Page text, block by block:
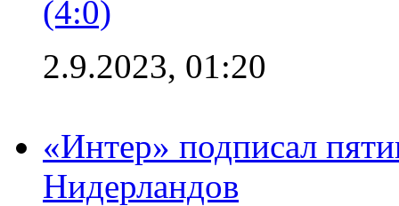
(4:0)
2.9.2023, 01:20
«Интер» подписал
Нидерландов